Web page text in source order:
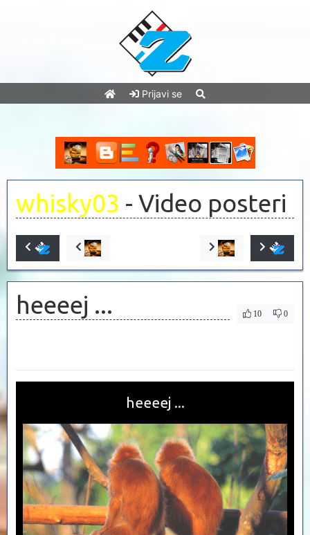
Prijavi se
whisky03 - Video posteri
heeeej ... 10 0
heeeej ...